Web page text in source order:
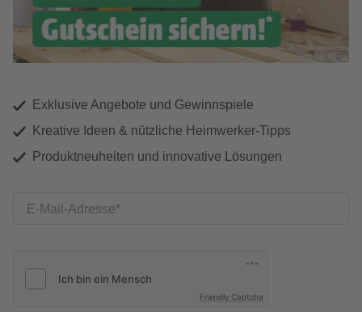
Exklusive Angebote und Gewinnspiele
Kreative Ideen & nützliche Heimwerker-Tipps
Produktneuheiten und innovative Lösungen
E-Mail-Adresse
Friendly Captcha